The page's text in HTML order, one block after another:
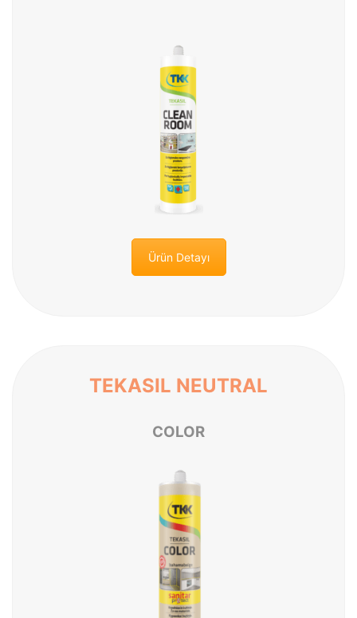
Ürün Detayı
TEKASIL NEUTRAL
COLOR